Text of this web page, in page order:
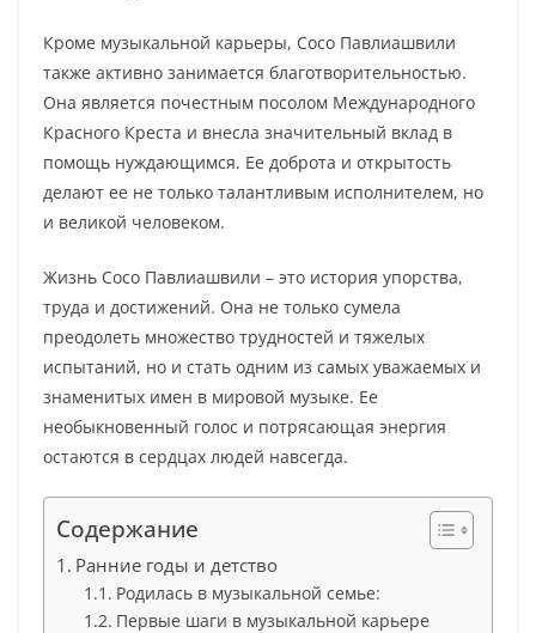
Кроме музыкальной карьеры, Сосо Павлиашвили
также активно занимается благотворительностью.
Она является почестным посолом Международного
Красного Креста и внесла значительный вклад в
помощь нуждающимся. Ее доброта и открытость
делают ее не только талантливым исполнителем, но
и великой человеком.
Жизнь Сосо Павлиашвили – это история упорства,
труда и достижений. Она не только сумела
преодолеть множество трудностей и тяжелых
испытаний, но и стать одним из самых уважаемых и
знаменитых имен в мировой музыке. Ее
необыкновенный голос и потрясающая энергия
остаются в сердцах людей навсегда.
Содержание
Ранние годы и детство
Родилась в музыкальной семье:
Первые шаги в музыкальной карьере